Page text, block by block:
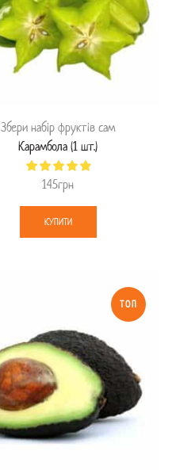
Збери набір фруктів сам
Карамбола (1 шт.)
145грн
КУПИТИ
ТОП